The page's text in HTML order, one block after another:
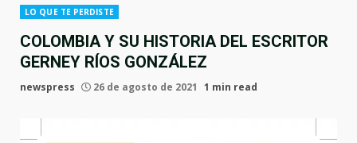
LO QUE TE PERDISTE
COLOMBIA Y SU HISTORIA DEL ESCRITOR
GERNEY RÍOS GONZÁLEZ
newspress 26 de agosto de 2021 1 min read